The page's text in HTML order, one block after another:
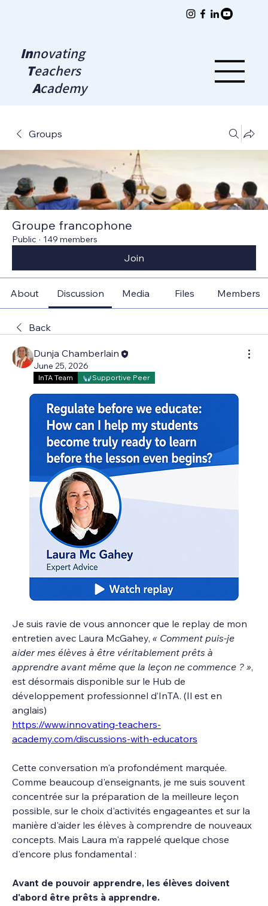
Innovating
Teachers
Academy
Groups
Groupe francophone
Public · 149 members
Join
About Discussion Media Files Members
Back
Dunja Chamberlain
June 25, 2026
InTA Team Supportive Peer
Je suis ravie de vous annoncer que le replay de mon
entretien avec Laura McGahey, « Comment puis-je
aider mes élèves à être véritablement prêts à
apprendre avant même que la leçon ne commence ? »,
est désormais disponible sur le Hub de
développement professionnel d’InTA. (Il est en
anglais)
https://www.innovating-teachers-
academy.com/discussions-with-educators
Cette conversation m'a profondément marquée.
Comme beaucoup d'enseignants, je me suis souvent
concentrée sur la préparation de la meilleure leçon
possible, sur le choix d'activités engageantes et sur la
manière d'aider les élèves à comprendre de nouveaux
concepts. Mais Laura m'a rappelé quelque chose
d'encore plus fondamental :
Avant de pouvoir apprendre, les élèves doivent
d'abord être prêts à apprendre.